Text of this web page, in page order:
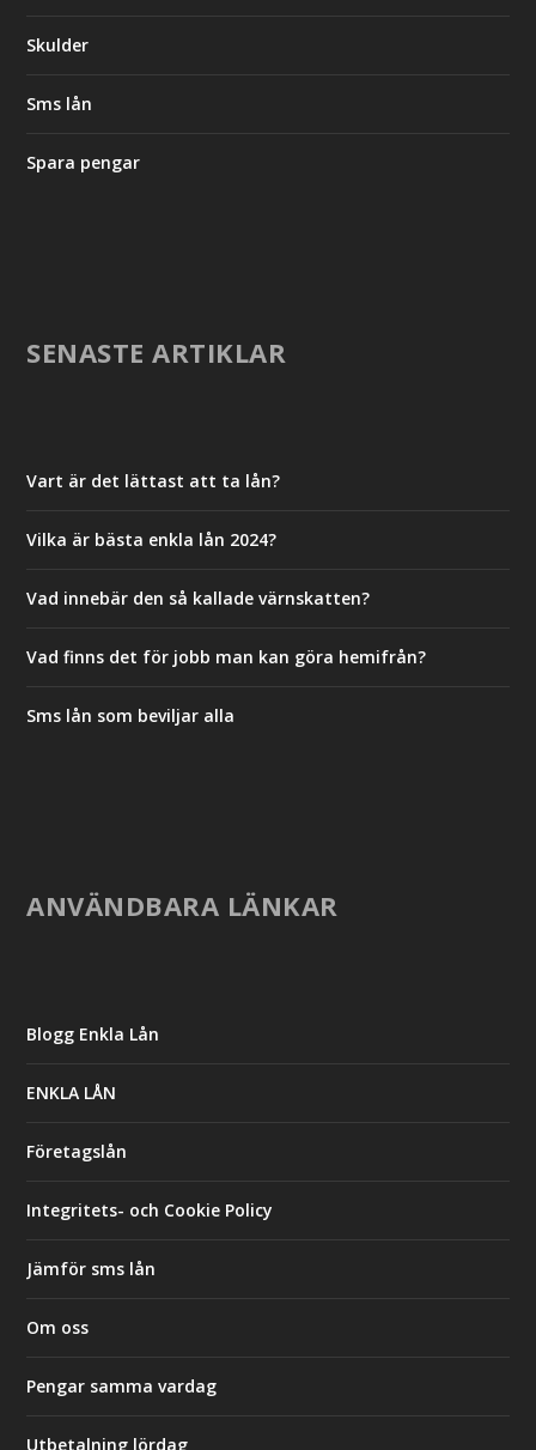
Skulder
Sms lån
Spara pengar
SENASTE ARTIKLAR
Vart är det lättast att ta lån?
Vilka är bästa enkla lån 2024?
Vad innebär den så kallade värnskatten?
Vad finns det för jobb man kan göra hemifrån?
Sms lån som beviljar alla
ANVÄNDBARA LÄNKAR
Blogg Enkla Lån
ENKLA LÅN
Företagslån
Integritets- och Cookie Policy
Jämför sms lån
Om oss
Pengar samma vardag
Utbetalning lördag